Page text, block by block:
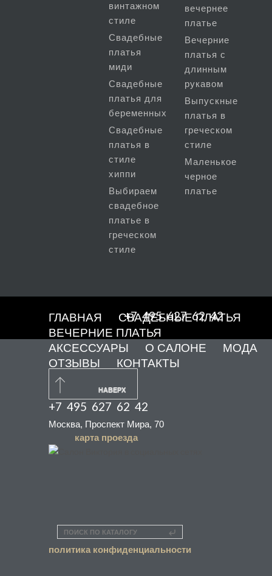
винтажном
стиле
Свадебные
платья
миди
Свадебные
платья для
беременных
Свадебные
платья в
стиле
хиппи
Выбираем
свадебное
платье в
греческом
стиле
вечернее
платье
Вечерние
платья с
длинным
рукавом
Выпускные
платья в
греческом
стиле
Маленькое
черное
платье
ГЛАВНАЯ
СВАДЕБНЫЕ ПЛАТЬЯ
ВЕЧЕРНИЕ ПЛАТЬЯ
АКСЕССУАРЫ
О САЛОНЕ
МОДА
ОТЗЫВЫ
КОНТАКТЫ
+7 495 627 62 42
НАВЕРХ
+7 495 627 62 42
Москва, Проспект Мира, 70
карта проезда
ПОИСК ПО КАТАЛОГУ
политика конфиденциальности